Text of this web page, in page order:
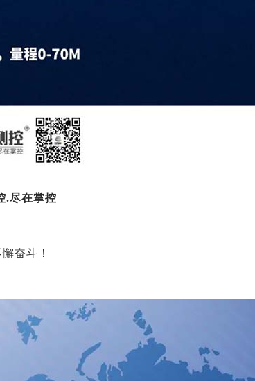
.尽在掌控
奋斗！